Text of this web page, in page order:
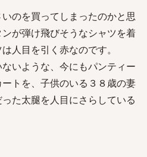
のを買ってしまったのかと思
が弾け飛びそうなシャツを着
人目を引く赤なのです。
いような、今にもパンティー
トを、子供のいる３８歳の妻
た太腿を人目にさらしている